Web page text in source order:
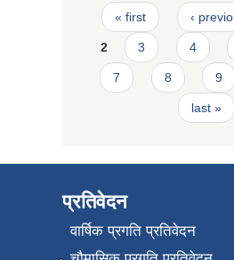
Pages
« first ‹
2 3 4
7 8 9
last »
प्रतिवेदन
वार्षिक प्रगति प्रतिवेदन